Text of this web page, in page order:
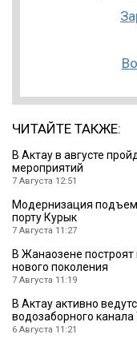
ЧИТАЙТЕ ТАКЖЕ:
В Актау в августе
мероприятий
7 Августа 12:51
Модернизация
порту Курык
7 Августа 11:27
В Жанаозене
нового поколения
7 Августа 11:19
В Актау активно
водозаборного
6 Августа 11:21